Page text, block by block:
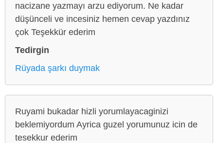
nacizane yazmayı arzu ediyorum. Ne kadar
düşünceli ve incesiniz hemen cevap yazdınız
çok Teşekkür ederim
Tedirgin
Rüyada şarkı duymak
Ruyami bukadar hizli yorumlayacaginizi
beklemiyordum Ayrica guzel yorumunuz icin de
tesekkur ederim